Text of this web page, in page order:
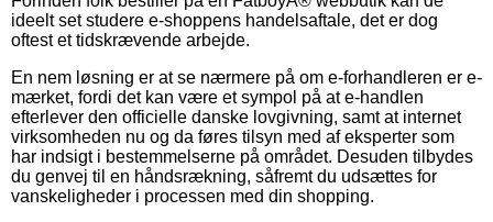
ideelt set studere e-shoppens handelsaftale, det er dog
oftest et tidskrævende arbejde.
En nem løsning er at se nærmere på om e-forhandleren er e-
mærket, fordi det kan være et sympol på at e-handlen
efterlever den officielle danske lovgivning, samt at internet
virksomheden nu og da føres tilsyn med af eksperter som
har indsigt i bestemmelserne på området. Desuden tilbydes
du genvej til en håndsrækning, såfremt du udsættes for
vanskeligheder i processen med din shopping.